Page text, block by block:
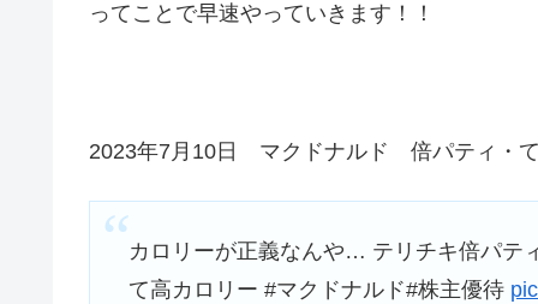
ってことで早速やっていきます！！
2023年7月10日 マクドナルド 倍パティ・
カロリーが正義なんや… テリチキ倍パテ
て高カロリー #マクドナルド#株主優待